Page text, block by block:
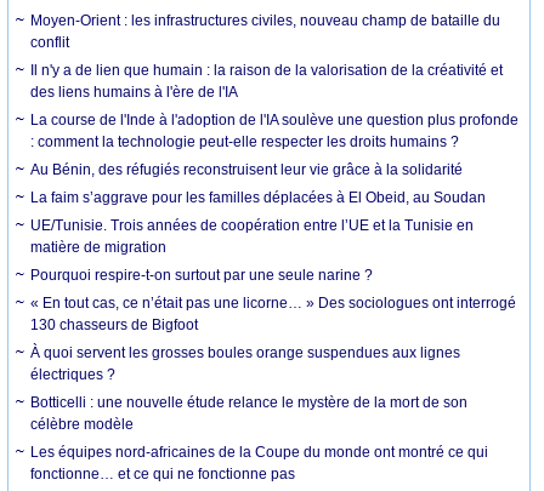
Moyen-Orient : les infrastructures civiles, nouveau champ de bataille du
conflit
Il n'y a de lien que humain : la raison de la valorisation de la créativité et
des liens humains à l'ère de l'IA
La course de l'Inde à l'adoption de l'IA soulève une question plus profonde
: comment la technologie peut-elle respecter les droits humains ?
Au Bénin, des réfugiés reconstruisent leur vie grâce à la solidarité
La faim s’aggrave pour les familles déplacées à El Obeid, au Soudan
UE/Tunisie. Trois années de coopération entre l’UE et la Tunisie en
matière de migration
Pourquoi respire-t-on surtout par une seule narine ?
« En tout cas, ce n’était pas une licorne… » Des sociologues ont interrogé
130 chasseurs de Bigfoot
À quoi servent les grosses boules orange suspendues aux lignes
électriques ?
Botticelli : une nouvelle étude relance le mystère de la mort de son
célèbre modèle
Les équipes nord-africaines de la Coupe du monde ont montré ce qui
fonctionne… et ce qui ne fonctionne pas